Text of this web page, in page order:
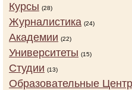
Курсы (28)
Журналистика (24)
Академии (22)
Университеты (15)
Студии (13)
Образовательные